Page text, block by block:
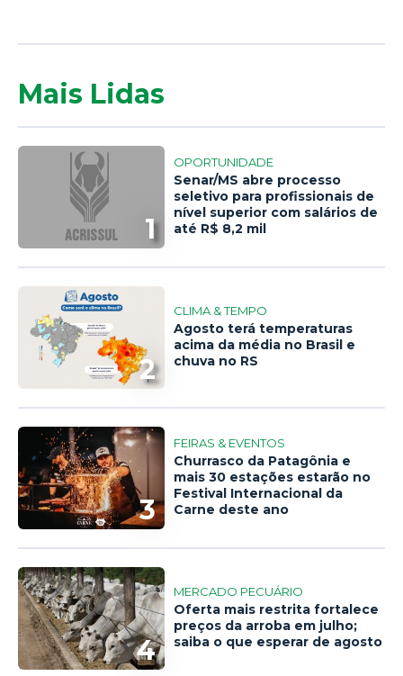
Mais Lidas
1
OPORTUNIDADE
Senar/MS abre processo
seletivo para profissionais de
nível superior com salários de
até R$ 8,2 mil
2
CLIMA & TEMPO
Agosto terá temperaturas
acima da média no Brasil e
chuva no RS
3
FEIRAS & EVENTOS
Churrasco da Patagônia e
mais 30 estações estarão no
Festival Internacional da
Carne deste ano
4
MERCADO PECUÁRIO
Oferta mais restrita fortalece
preços da arroba em julho;
saiba o que esperar de agosto